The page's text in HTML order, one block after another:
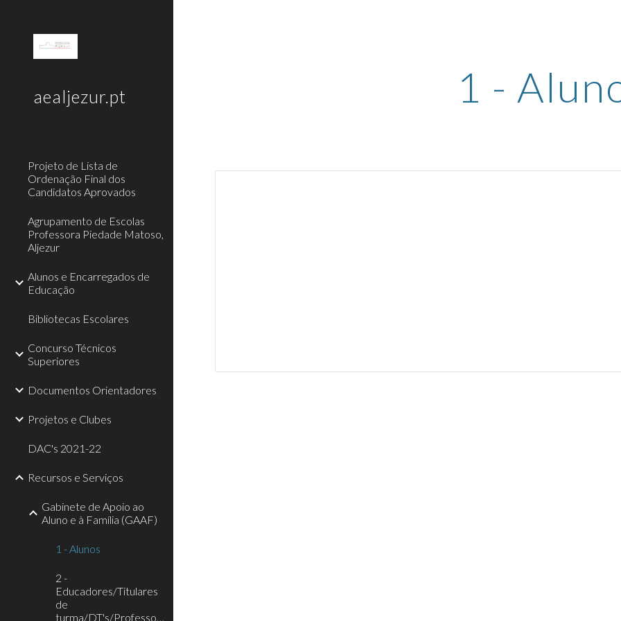
aealjezur.pt
Projeto de Lista de
Ordenação Final dos
Candidatos Aprovados
Agrupamento de Escolas
Professora Piedade Matoso,
Aljezur
Alunos e Encarregados de
Educação
Bibliotecas Escolares
Concurso Técnicos
Superiores
Documentos Orientadores
Projetos e Clubes
DAC's 2021-22
Recursos e Serviços
Gabinete de Apoio ao
Aluno e à Família (GAAF)
1 - Alunos
2 -
Educadores/Titulares
de
turma/DT's/Professores/Funcionários
1 -